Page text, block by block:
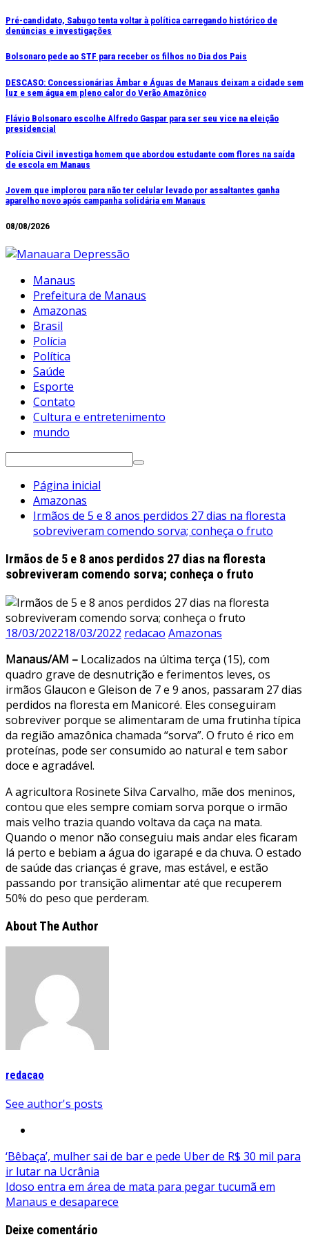
Ir
para
o
Pré-candidato, Sabugo tenta voltar à política carregando histórico de
denúncias e investigações
Bolsonaro pede ao STF para receber os filhos no Dia dos Pais
DESCASO: Concessionárias Âmbar e Águas de Manaus deixam a cidade sem
luz e sem água em pleno calor do Verão Amazônico
Flávio Bolsonaro escolhe Alfredo Gaspar para ser seu vice na eleição
presidencial
Polícia Civil investiga homem que abordou estudante com flores na saída
de escola em Manaus
Jovem que implorou para não ter celular levado por assaltantes ganha
aparelho novo após campanha solidária em Manaus
08/08/2026
Manaus
Prefeitura de Manaus
Amazonas
Brasil
Polícia
Política
Saúde
Esporte
Contato
Cultura e entretenimento
mundo
Pesquisar
Página inicial
Amazonas
Irmãos de 5 e 8 anos perdidos 27 dias na floresta
sobreviveram comendo sorva; conheça o fruto
Irmãos de 5 e 8 anos perdidos 27 dias na floresta
sobreviveram comendo sorva; conheça o fruto
18/03/202218/03/2022 redacao Amazonas
Manaus/AM – Localizados na última terça (15), com
quadro grave de desnutrição e ferimentos leves, os
irmãos Glaucon e Gleison de 7 e 9 anos, passaram 27 dias
perdidos na floresta em Manicoré. Eles conseguiram
sobreviver porque se alimentaram de uma frutinha típica
da região amazônica chamada “sorva”. O fruto é rico em
proteínas, pode ser consumido ao natural e tem sabor
doce e agradável.
A agricultora Rosinete Silva Carvalho, mãe dos meninos,
contou que eles sempre comiam sorva porque o irmão
mais velho trazia quando voltava da caça na mata.
Quando o menor não conseguiu mais andar eles ficaram
lá perto e bebiam a água do igarapé e da chuva. O estado
de saúde das crianças é grave, mas estável, e estão
passando por transição alimentar até que recuperem
50% do peso que perderam.
About The Author
redacao
See author's posts
Navegação
de
Post
‘Bêbaça’, mulher sai de bar e pede Uber de R$ 30 mil para
ir lutar na Ucrânia
Idoso entra em área de mata para pegar tucumã em
Manaus e desaparece
Deixe comentário